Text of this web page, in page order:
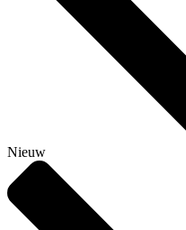
Nieuw